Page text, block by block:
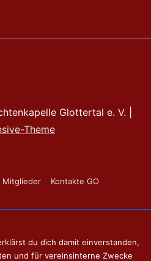
Glottertal e. V.
Theme
Mitglieder Kontakte GO
du dich damit einverstanden,
und für vereinsinterne Zwecke